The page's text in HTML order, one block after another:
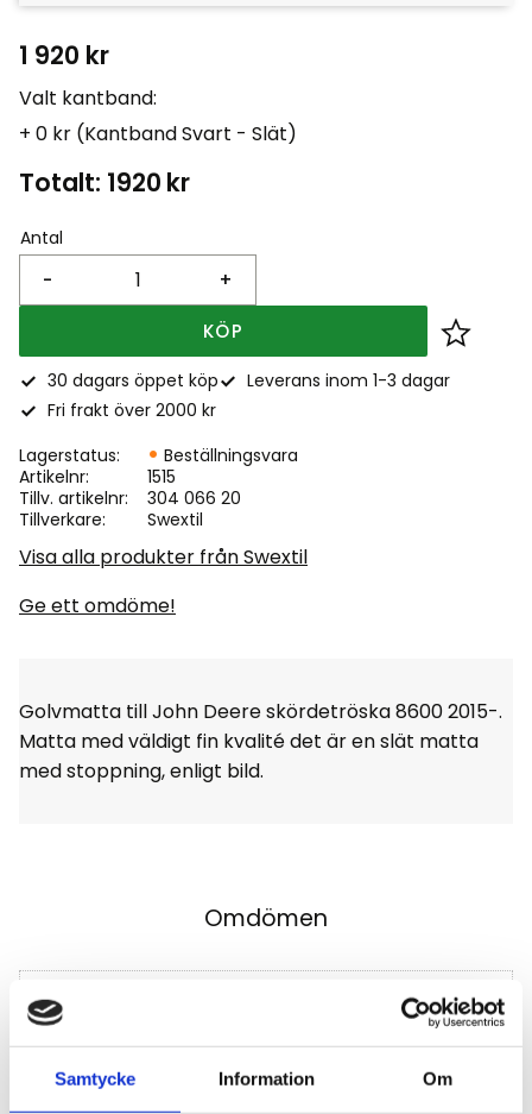
Samtycke Information Om
1 920 kr
Valt kantband:
+ 0 kr (Kantband Svart - Slät)
Totalt: 1920 kr
Antal
+
-
KÖP Lägg
30 dagars öppet köp
Leverans inom 1-3 dagar
Fri frakt över 2000 kr
Lagerstatus
Beställningsvara
Artikelnr
1515
Tillv. artikelnr
304 066 20
Tillverkare
Swextil
Visa alla produkter från Swextil
Ge ett omdöme!
Golvmatta till John Deere skördetröska 8600 2015-.
Matta med väldigt fin kvalité det är en slät matta
med stoppning, enligt bild.
Omdömen